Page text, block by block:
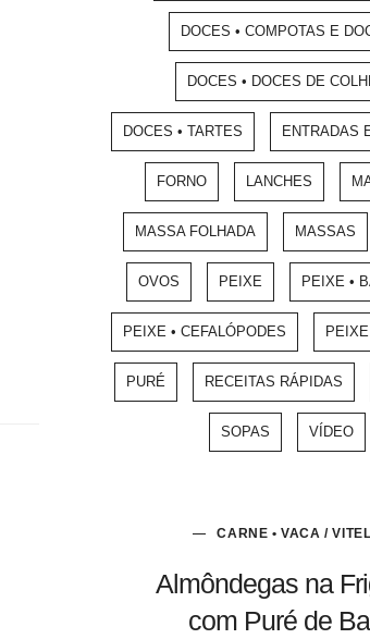
DOCES • COMPOTAS E
DOCES • DOCES DE
DOCES • TARTES ENTRADAS
FORNO LANCHES
MASSA FOLHADA MASSAS
OVOS PEIXE PEIXE •
PEIXE • CEFALÓPODES
PURÉ RECEITAS RÁPIDAS
SOPAS VÍDEO
CARNE • VACA /
Almôndegas na
com Puré de